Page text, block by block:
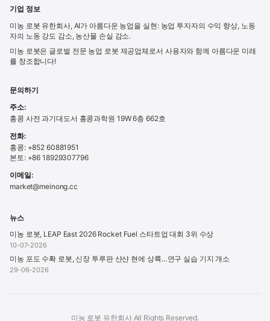
기업 정보
미농 로봇 유한회사, AI가 아름다운 농업을 실현: 농업 투자자의 수익 향상, 노동
자의 노동 강도 감소, 농산물 손실 감소.
미농 로봇은 글로벌 전문 농업 로봇 제공업체로서 사용자와 함께 아름다운 미래
를 창조합니다!
문의하기
주소:
홍콩 사전 과기대도서 홍콩과학원 19W 6층 662호
전화:
홍콩: +852 60881951
본토: +86 18929307796
이메일:
market@meinong.cc
뉴스
미농 로봇, LEAP East 2026 Rocket Fuel 스타트업 대회 3위 수상
10-07-2026
미농 포도 수확 로봇, 신장 투루판 샨샨 현에 상륙…연구 실습 기지 개소
29-06-2026
미농 로봇 유한회사 All Rights Reserved.